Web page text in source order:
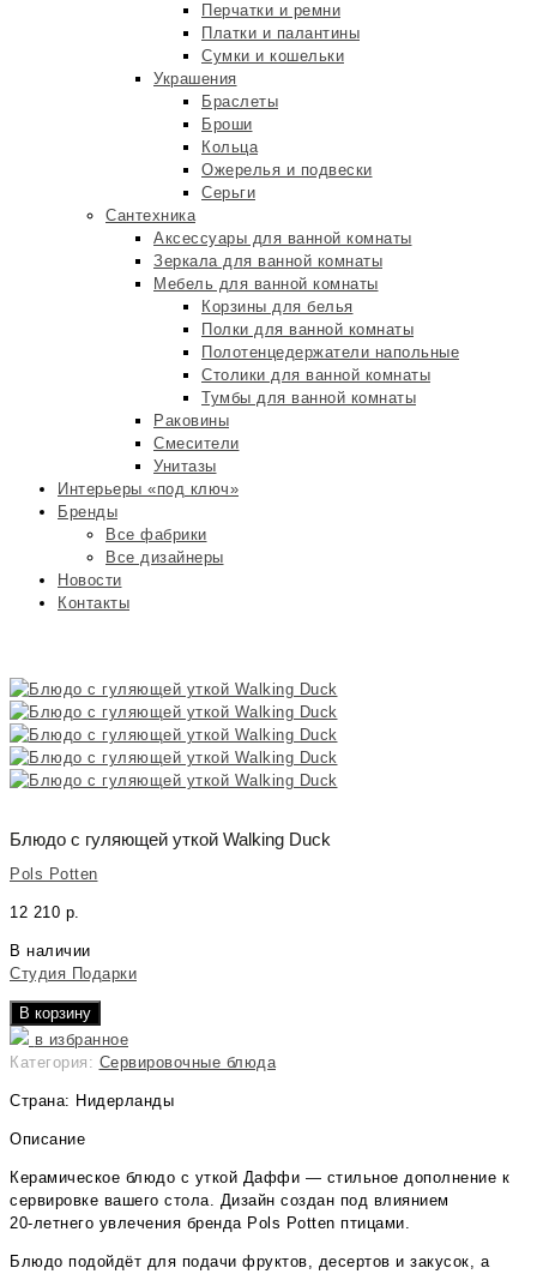
Перчатки и ремни
Платки и палантины
Сумки и кошельки
Украшения
Браслеты
Броши
Кольца
Ожерелья и подвески
Серьги
Сантехника
Аксессуары для ванной комнаты
Зеркала для ванной комнаты
Мебель для ванной комнаты
Корзины для белья
Полки для ванной комнаты
Полотенцедержатели напольные
Столики для ванной комнаты
Тумбы для ванной комнаты
Раковины
Смесители
Унитазы
Интерьеры «под ключ»
Бренды
Все фабрики
Все дизайнеры
Новости
Контакты
Блюдо с гуляющей уткой Walking Duck
Pols Potten
12 210 р.
В наличии
Студия Подарки
В корзину
в избранное
Категория: Сервировочные блюда
Страна: Нидерланды
Описание
Керамическое блюдо с уткой Даффи — стильное дополнение к
сервировке вашего стола. Дизайн создан под влиянием
20‑летнего увлечения бренда Pols Potten птицами.
Блюдо подойдёт для подачи фруктов, десертов и закусок, а